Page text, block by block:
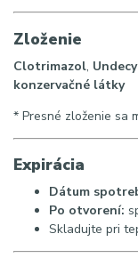
Zloženie
Clotrimazol,
konzervačné látky
* Presné zloženie sa
Expirácia
Dátum
Po otvorení:
Skladujte pri